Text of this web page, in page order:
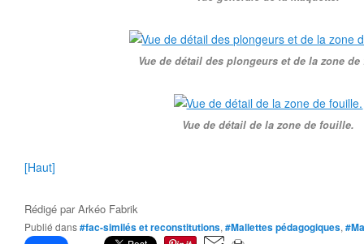
Vue de détail des plongeurs et de la zone
Vue de détail de la zone de fouille.
[Haut]
Rédigé parArkéo Fabrik
Publié dans#fac-similés et reconstitutions, #Mallettes pédagogiques,